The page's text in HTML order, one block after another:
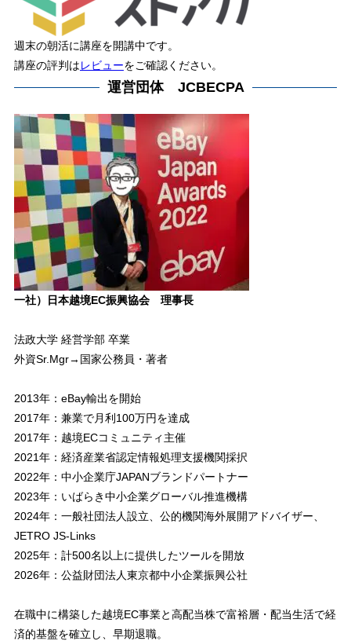
週末の朝活に講座を開講中です。
講座の評判はレビューをご確認ください。
運営団体 JCBECPA
一社）日本越境EC振興協会 理事長
法政大学 経営学部 卒業
外資Sr.Mgr→国家公務員・著者
2013年：eBay輸出を開始
2017年：兼業で月利100万円を達成
2017年：越境ECコミュニティ主催
2021年：経済産業省認定情報処理支援機関採択
2022年：中小企業庁JAPANブランドパートナー
2023年：いばらき中小企業グローバル推進機構
2024年：一般社団法人設立、公的機関海外展開アドバイザー、
JETRO JS-Links
2025年：計500名以上に提供したツールを開放
2026年：公益財団法人東京都中小企業振興公社
在職中に構築した越境EC事業と高配当株で富裕層・配当生活で経
済的基盤を確立し、早期退職。